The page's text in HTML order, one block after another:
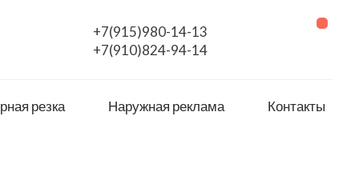
+7(915)980-14-13
+7(910)824-94-14
резка Наружная реклама Контакты